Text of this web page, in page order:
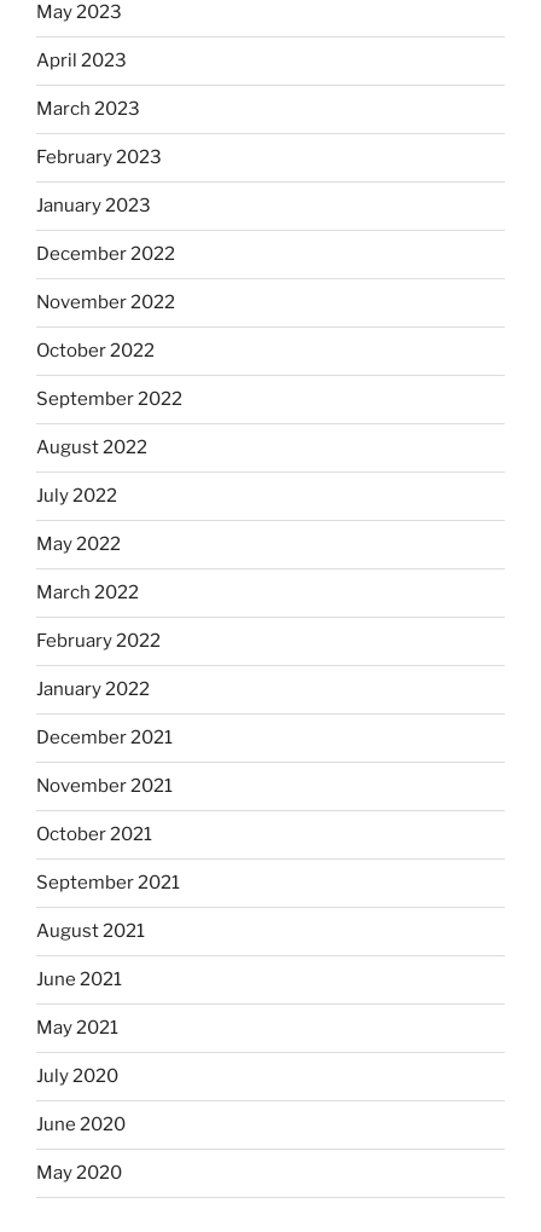
May 2023
April 2023
March 2023
February 2023
January 2023
December 2022
November 2022
October 2022
September 2022
August 2022
July 2022
May 2022
March 2022
February 2022
January 2022
December 2021
November 2021
October 2021
September 2021
August 2021
June 2021
May 2021
July 2020
June 2020
May 2020